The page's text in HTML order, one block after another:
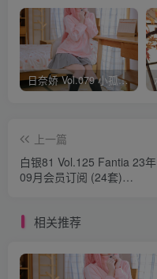
日奈娇 Vol.079 小孤独 [134P-1.84GB]
上一篇
白银81 Vol.125 Fantia 23年
09月会员订阅 (24套)
相关推荐